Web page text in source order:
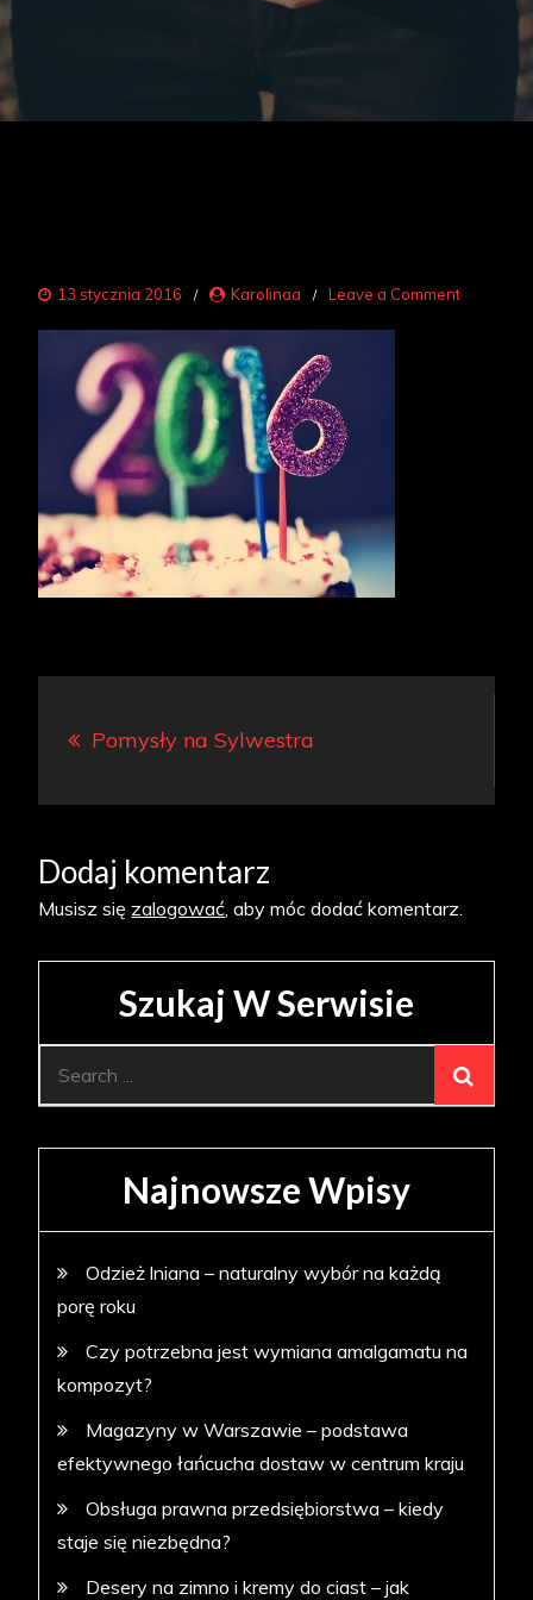
13 stycznia 2016 Karolinaa Leave a Commenton
wpisu
Pomysły na Sylwestra
Dodaj komentarz
Musisz się zalogować, aby móc dodać komentarz.
Szukaj W Serwisie
Najnowsze Wpisy
Odzież lniana – naturalny wybór na każdą
porę roku
Czy potrzebna jest wymiana amalgamatu na
kompozyt?
Magazyny w Warszawie – podstawa
efektywnego łańcucha dostaw w centrum kraju
Obsługa prawna przedsiębiorstwa – kiedy
staje się niezbędna?
Desery na zimno i kremy do ciast – jak